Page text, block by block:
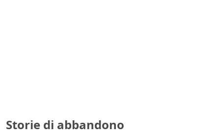
Storie di abbandono